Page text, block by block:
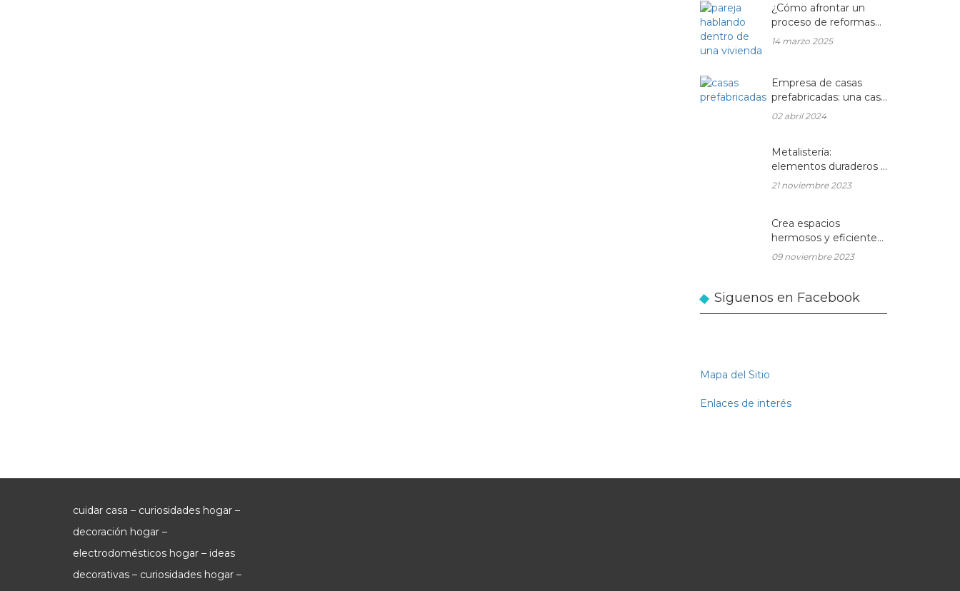
¿Cómo afrontar un
proceso de reformas
integrales en una
14 marzo 2025
Empresa de casas
prefabricadas: una casa
a medida y sin esperas
02 abril 2024
Metalistería:
elementos duraderos y
hermosos para sus
21 noviembre 2023
Crea espacios
hermosos y eficientes
en tu hogar con
09 noviembre 2023
Siguenos en Facebook
Mapa del Sitio
Enlaces de interés
cuidar casa – curiosidades hogar –
decoración hogar –
electrodomésticos hogar – ideas
decorativas – curiosidades hogar –